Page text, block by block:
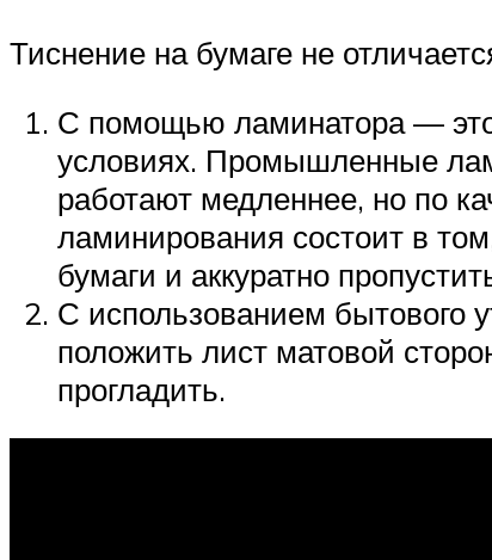
Тиснение на бумаге не
С помощью ламинатора — это
условиях. Промышленные
работают медленнее, но по
ламинирования состоит в
бумаги и аккуратно
С использованием бытового
положить лист матовой
прогладить.